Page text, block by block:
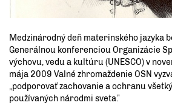
Medzinárodný deň materinského jazyka
Generálnou konferenciou Organizácie
výchovu, vedu a kultúru (UNESCO) v
mája 2009 Valné zhromaždenie OSN
„podporovať zachovanie a ochranu
používaných národmi sveta.”